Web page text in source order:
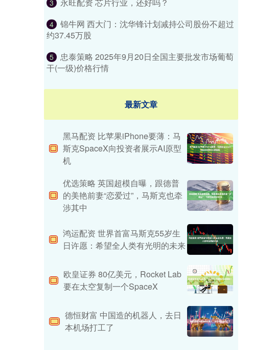
3
4
锦牛网 西大门：沈华锋计划减持公司股份不超过
约37.45万股
5
忠泰策略 2025年9月20日全国主要批发市场葡萄
干(一级)价格行情
最新文章
黑马配资 比苹果iPhone要薄：马
斯克SpaceX向投资者展示AI原型
机
优选策略 英国超模自曝，跟德普
的美艳前妻“恋爱过”，马斯克也牵
涉其中
鸿运配资 世界首富马斯克55岁生
日许愿：希望全人类有光明的未来
欧皇证券 80亿美元，Rocket Lab
要在太空复制一个SpaceX
德恒财富 中国造的机器人，去日
本机场打工了